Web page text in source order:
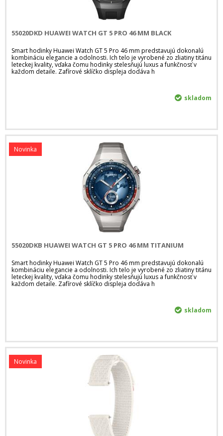
55020DKD HUAWEI WATCH GT 5 PRO 46 MM BLACK
Smart hodinky Huawei Watch GT 5 Pro 46 mm predstavujú dokonalú
kombináciu elegancie a odolnosti. Ich telo je vyrobené zo zliatiny titánu
leteckej kvality, vďaka čomu hodinky stelesňujú luxus a funkčnosť v
každom detaile. Zafírové sklíčko displeja dodáva h
skladom
55020DKB HUAWEI WATCH GT 5 PRO 46 MM TITANIUM
Smart hodinky Huawei Watch GT 5 Pro 46 mm predstavujú dokonalú
kombináciu elegancie a odolnosti. Ich telo je vyrobené zo zliatiny titánu
leteckej kvality, vďaka čomu hodinky stelesňujú luxus a funkčnosť v
každom detaile. Zafírové sklíčko displeja dodáva h
Novinka
skladom
Novinka